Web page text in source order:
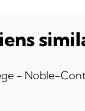
- Noble-